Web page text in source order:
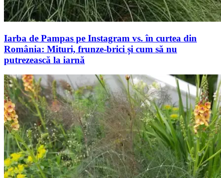
Iarba de Pampas pe Instagram vs. în curtea din
România: Mituri, frunze-brici și cum să nu
putrezească la iarnă